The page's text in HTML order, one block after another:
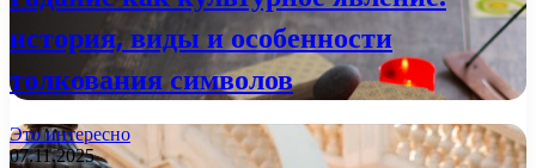
история, виды и особенности
толкования символов
Это интересно
07.11.2025